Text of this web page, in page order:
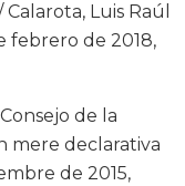
Luis Raúl
febrero de 2018,
de la
mere declarativa
de 2015,